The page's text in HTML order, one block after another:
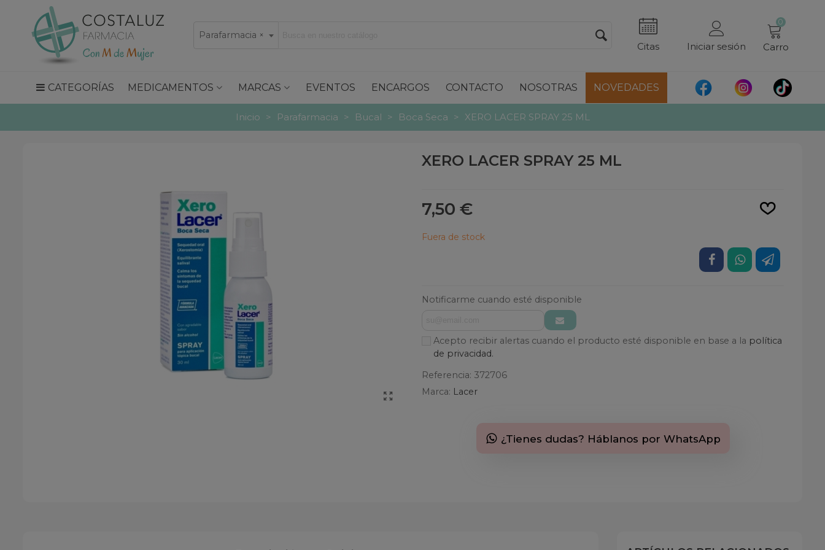
×
Parafarmacia
Citas Iniciar sesión
0
Carro
CATEGORÍAS MEDICAMENTOS MARCAS EVENTOS ENCARGOS CONTACTO NOSOTRAS NOVEDADES
Inicio > Parafarmacia > Bucal > Boca Seca > XERO LACER SPRAY 25 ML
XERO LACER SPRAY 25 ML
7,50 €
Fuera de stock
Notificarme cuando esté disponible
Acepto recibir alertas cuando el producto esté disponible en base a la política
de privacidad.
Referencia: 372706
Marca: Lacer
¿Tienes dudas? Háblanos por WhatsApp